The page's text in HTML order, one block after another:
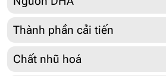
Thành phần cải tiến
Chất nhũ hoá